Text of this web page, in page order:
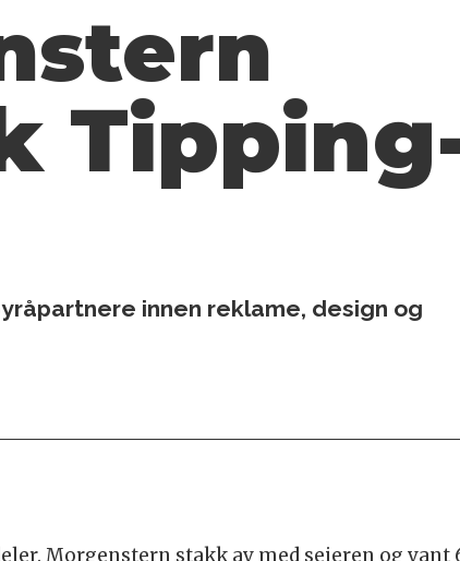
innen reklame, design og
Morgenstern stakk av med seieren og vant